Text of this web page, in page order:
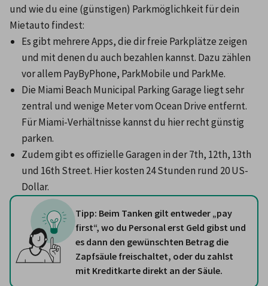
und wie du eine (günstigen) Parkmöglichkeit für dein
Mietauto findest:
Es gibt mehrere Apps, die dir freie Parkplätze zeigen
und mit denen du auch bezahlen kannst. Dazu zählen
vor allem PayByPhone, ParkMobile und ParkMe.
Die Miami Beach Municipal Parking Garage liegt sehr
zentral und wenige Meter vom Ocean Drive entfernt.
Für Miami-Verhältnisse kannst du hier recht günstig
parken.
Zudem gibt es offizielle Garagen in der 7th, 12th, 13th
und 16th Street. Hier kosten 24 Stunden rund 20 US-
Dollar.
Tipp: Beim Tanken gilt entweder „pay
first“, wo du Personal erst Geld gibst und
es dann den gewünschten Betrag die
Zapfsäule freischaltet, oder du zahlst
mit Kreditkarte direkt an der Säule.